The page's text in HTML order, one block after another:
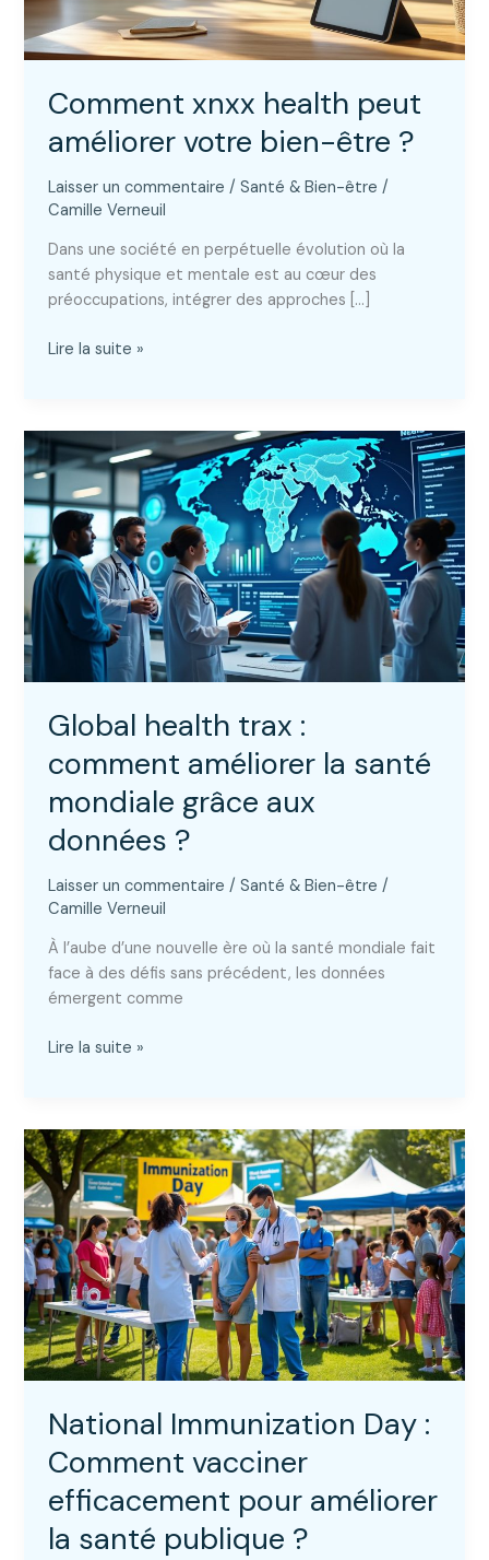
Comment xnxx health peut
améliorer votre bien-être ?
Laisser un commentaire /Santé & Bien-être /
Camille Verneuil
Dans une société en perpétuelle évolution où la
santé physique et mentale est au cœur des
préoccupations, intégrer des approches […]
Comment
améliorer
votre
bien-
être
?
Lire la suite »
Global health trax :
comment améliorer la santé
mondiale grâce aux
données ?
Laisser un commentaire /Santé & Bien-être /
Camille Verneuil
À l’aube d’une nouvelle ère où la santé mondiale fait
face à des défis sans précédent, les données
émergent comme
Global
comment
améliorer
la
santé
mondiale
grâce
aux
données
?
Lire la suite »
National Immunization Day :
Comment vacciner
efficacement pour améliorer
la santé publique ?